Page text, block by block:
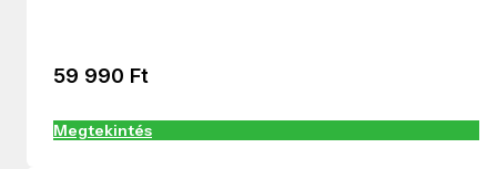
59 990 Ft
Megtekintés